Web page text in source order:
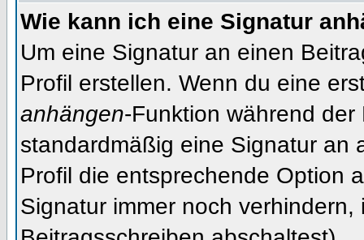
Wie kann ich eine Signatur
Um eine Signatur an einen
Profil erstellen. Wenn du eine
anhängen-Funktion während
standardmäßig eine Signatur an
Profil die entsprechende Option
Signatur immer noch